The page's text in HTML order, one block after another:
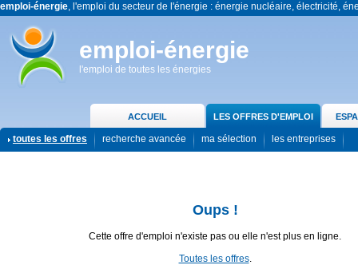
emploi-énergie, l'emploi du secteur de l'énergie : énergie nucléaire, électricité,
emploi-énergie
l'emploi de toutes les énergies
ACCUEIL LES OFFRES D'EMPLOI
toutes les offres recherche avancée ma sélection les entreprises
Oups !
Cette offre d'emploi n'existe pas ou elle n'est plus en ligne.
Toutes les offres.